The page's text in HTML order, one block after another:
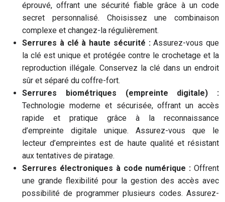
éprouvé, offrant une sécurité fiable grâce à un code
secret personnalisé. Choisissez une combinaison
complexe et changez-la régulièrement.
Serrures à clé à haute sécurité :Assurez-vous que
la clé est unique et protégée contre le crochetage et la
reproduction illégale. Conservez la clé dans un endroit
sûr et séparé du coffre-fort.
Serrures biométriques (empreinte digitale) :
Technologie moderne et sécurisée, offrant un accès
rapide et pratique grâce à la reconnaissance
d’empreinte digitale unique. Assurez-vous que le
lecteur d’empreintes est de haute qualité et résistant
aux tentatives de piratage.
Serrures électroniques à code numérique : Offrent
une grande flexibilité pour la gestion des accès avec
possibilité de programmer plusieurs codes. Assurez-